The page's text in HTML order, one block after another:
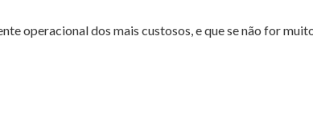
operacional dos mais custosos, e que se não for